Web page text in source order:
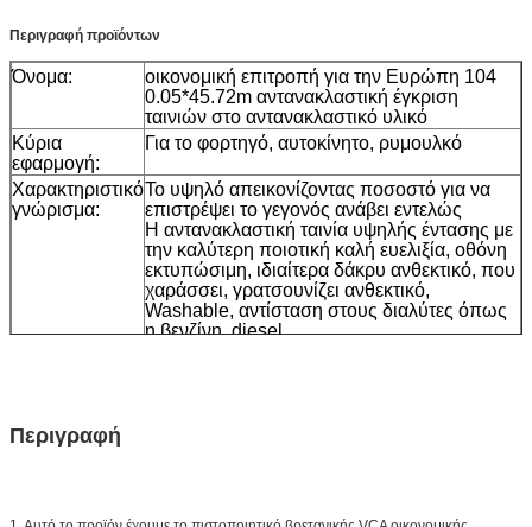
Περιγραφή προϊόντων
Όνομα:
οικονομική επιτροπή για την Ευρώπη 104
0.05*45.72m αντανακλαστική έγκριση
ταινιών στο αντανακλαστικό υλικό
Κύρια
εφαρμογή:
Για το φορτηγό, αυτοκίνητο, ρυμουλκό
Χαρακτηριστικό
γνώρισμα:
Το υψηλό απεικονίζοντας ποσοστό για να
επιστρέψει το γεγονός ανάβει εντελώς
Η αντανακλαστική ταινία υψηλής έντασης με
την καλύτερη ποιοτική καλή ευελιξία, οθόνη
εκτυπώσιμη, ιδιαίτερα δάκρυ ανθεκτικό, που
χαράσσει, γρατσουνίζει ανθεκτικό,
Washable, αντίσταση στους διαλύτες όπως
η βενζίνη, diesel.
Συσκευασία
Περιγραφή